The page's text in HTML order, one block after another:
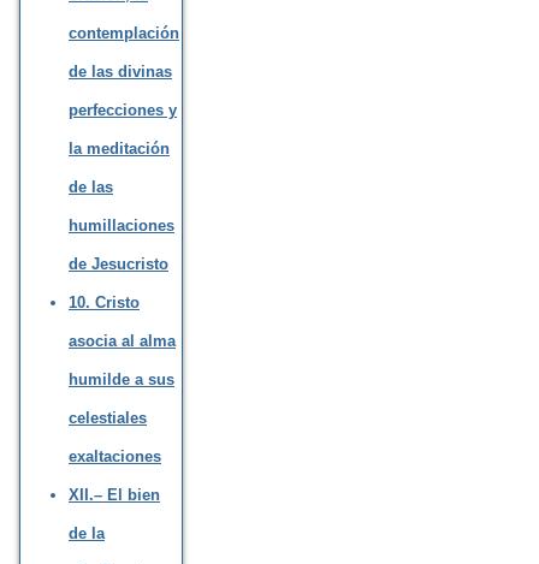
contemplación
de las divinas
perfecciones y
la meditación
de las
humillaciones
de Jesucristo
10. Cristo
asocia al alma
humilde a sus
celestiales
exaltaciones
XII.– El bien
de la